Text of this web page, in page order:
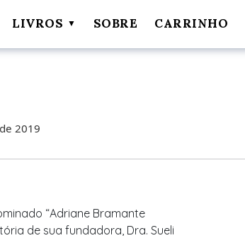
LIVROS SOBRE CARRINHO
2019
“Adriane Bramante
de sua fundadora, Dra. Sueli